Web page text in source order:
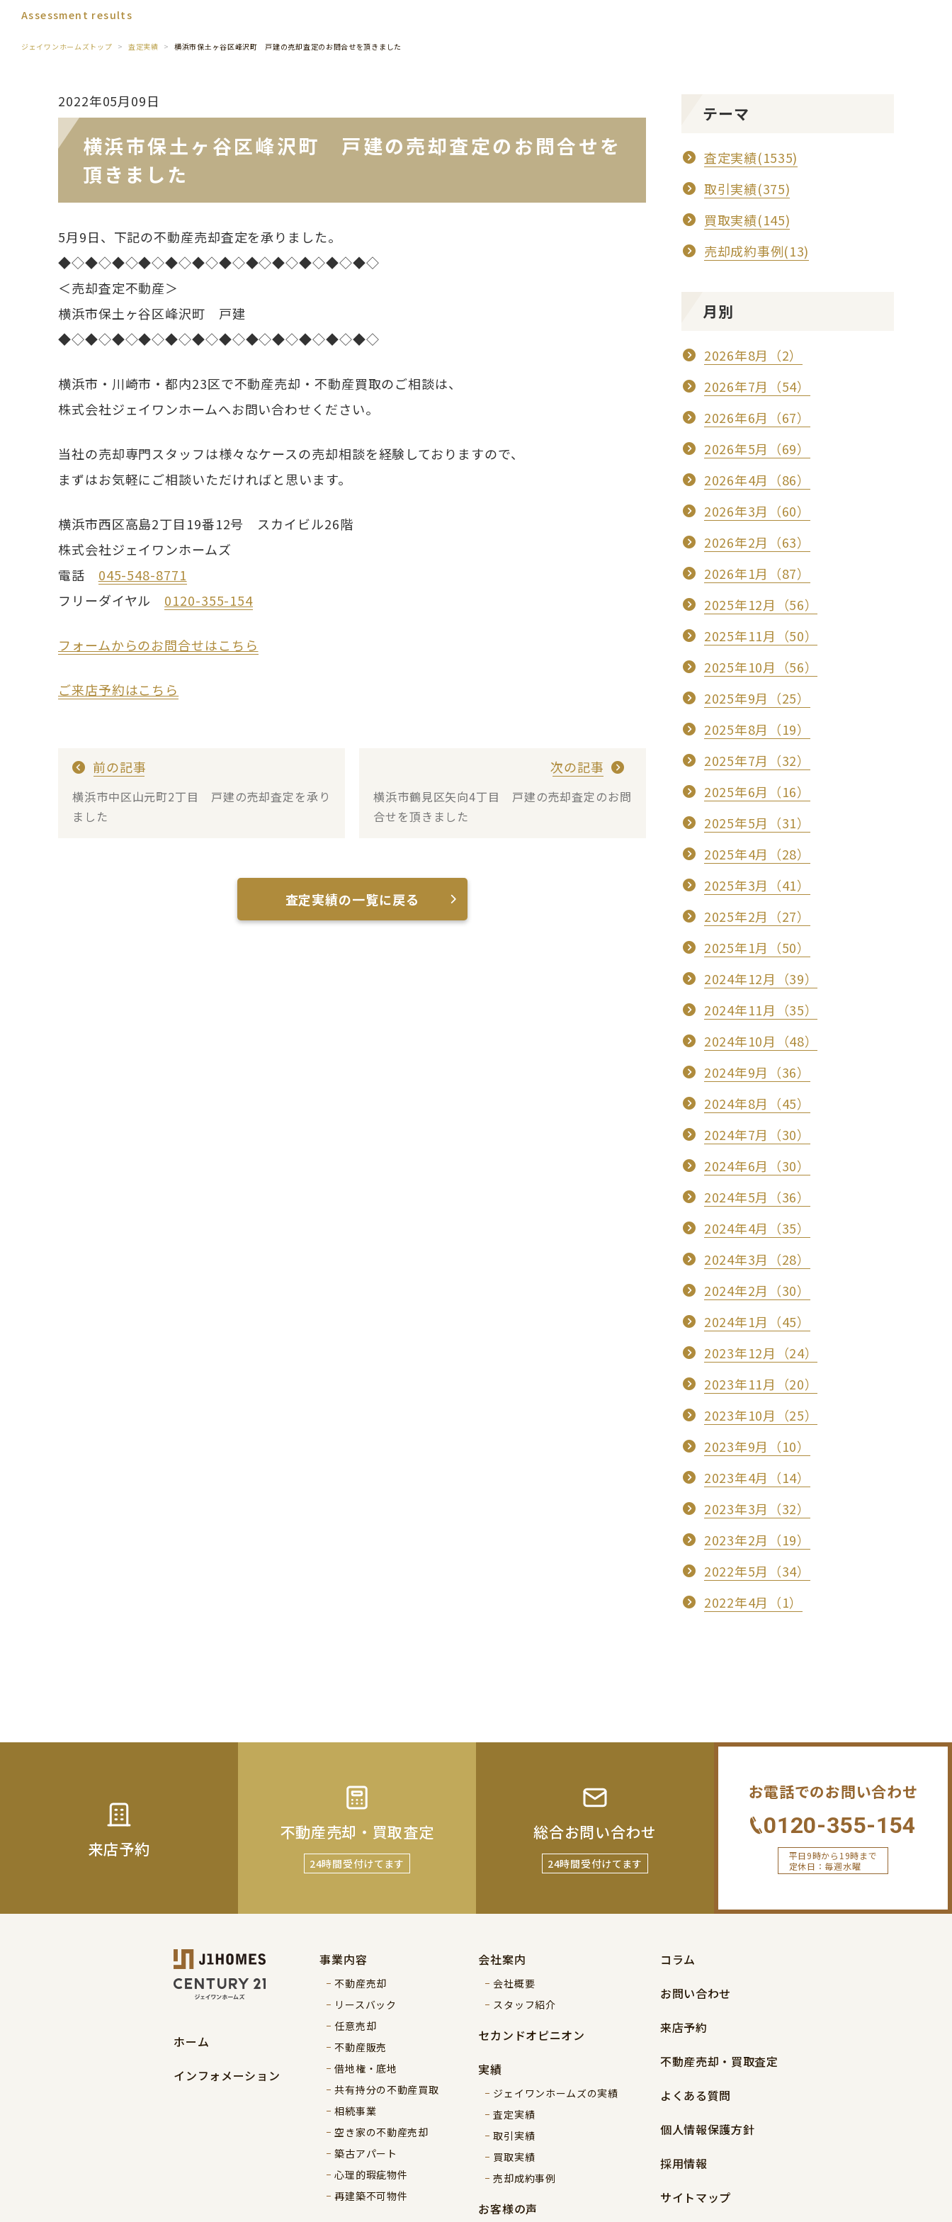
Assessment results
ジェイワンホームズトップ 査定実績 横浜市保土ヶ谷区峰沢町 戸建の売却査定のお問合せを頂きました
2022年05月09日
横浜市保土ヶ谷区峰沢町 戸建の売却査定のお問合せを
頂きました
5月9日、下記の不動産売却査定を承りました。
◆◇◆◇◆◇◆◇◆◇◆◇◆◇◆◇◆◇◆◇◆◇◆◇
＜売却査定不動産＞
横浜市保土ヶ谷区峰沢町 戸建
◆◇◆◇◆◇◆◇◆◇◆◇◆◇◆◇◆◇◆◇◆◇◆◇
横浜市・川崎市・都内23区で不動産売却・不動産買取のご相談は、
株式会社ジェイワンホームへお問い合わせください。
当社の売却専門スタッフは様々なケースの売却相談を経験しておりますので、
まずはお気軽にご相談いただければと思います。
横浜市西区高島2丁目19番12号 スカイビル26階
株式会社ジェイワンホームズ
電話 045-548-8771
フリーダイヤル 0120-355-154
フォームからのお問合せはこちら
ご来店予約はこちら
前の記事
横浜市中区山元町2丁目 戸建の売却査定を承り
ました
次の記事
横浜市鶴見区矢向4丁目 戸建の売却査定のお問
合せを頂きました
査定実績の一覧に戻る
テーマ
査定実績(1535)
取引実績(375)
買取実績(145)
売却成約事例(13)
月別
2026年8月（2）
2026年7月（54）
2026年6月（67）
2026年5月（69）
2026年4月（86）
2026年3月（60）
2026年2月（63）
2026年1月（87）
2025年12月（56）
2025年11月（50）
2025年10月（56）
2025年9月（25）
2025年8月（19）
2025年7月（32）
2025年6月（16）
2025年5月（31）
2025年4月（28）
2025年3月（41）
2025年2月（27）
2025年1月（50）
2024年12月（39）
2024年11月（35）
2024年10月（48）
2024年9月（36）
2024年8月（45）
2024年7月（30）
2024年6月（30）
2024年5月（36）
2024年4月（35）
2024年3月（28）
2024年2月（30）
2024年1月（45）
2023年12月（24）
2023年11月（20）
2023年10月（25）
2023年9月（10）
2023年4月（14）
2023年3月（32）
2023年2月（19）
2022年5月（34）
2022年4月（1）
来店予約
不動産売却・買取査定
24時間受付けてます
総合お問い合わせ
24時間受付けてます
お電話でのお問い合わせ
0120-355-154
平日9時から19時まで
定休日：毎週水曜
ホーム
インフォメーション
事業内容
不動産売却
リースバック
任意売却
不動産販売
借地権・底地
共有持分の不動産買取
相続事業
空き家の不動産売却
築古アパート
心理的瑕疵物件
再建築不可物件
会社案内
会社概要
スタッフ紹介
セカンドオピニオン
実績
ジェイワンホームズの実績
査定実績
取引実績
買取実績
売却成約事例
お客様の声
コラム
お問い合わせ
来店予約
不動産売却・買取査定
よくある質問
個人情報保護方針
採用情報
サイトマップ